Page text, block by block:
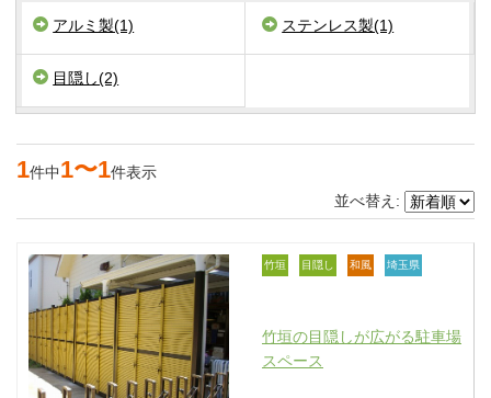
アルミ製(1) ステンレス製(1)
目隠し(2)
1件中1〜1件表示
並べ替え:
竹垣 目隠し 和風 埼玉県
竹垣の目隠しが広がる駐車場
スペース